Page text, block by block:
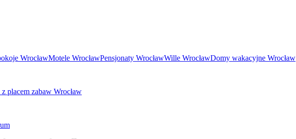
WrocławMotele WrocławPensjonaty WrocławWille WrocławDomy wakacyjne Wrocław
placem zabaw Wrocław